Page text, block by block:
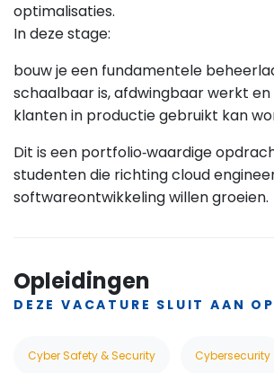
optimalisaties.
In deze stage:
bouw je een fundamentele
schaalbaar is, afdwingbaar werkt
klanten in productie gebruikt kan
Dit is een portfolio‑waardige
studenten die richting cloud
softwareontwikkeling willen groeien.
Opleidingen
DEZE VACATURE SLUIT AAN
Cyber Safety & Security Cybersecurity